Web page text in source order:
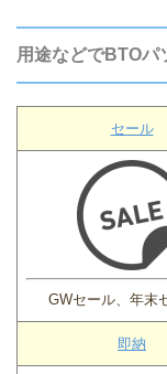
用途などでBTOパ
セール
GWセール、年末
即納